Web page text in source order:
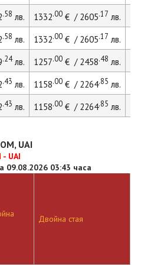
.58 лв. 1332.00€ / 2605.17 лв.
.58 лв. 1332.00€ / 2605.17 лв.
.24лв. 1257.00€ / 2458.48 лв.
.43 лв. 1158.00€ / 2264.85 лв.
.43 лв. 1158.00€ / 2264.85 лв.
UAI
- UAI
09.08.2026 03:43 часа
Двойна стая